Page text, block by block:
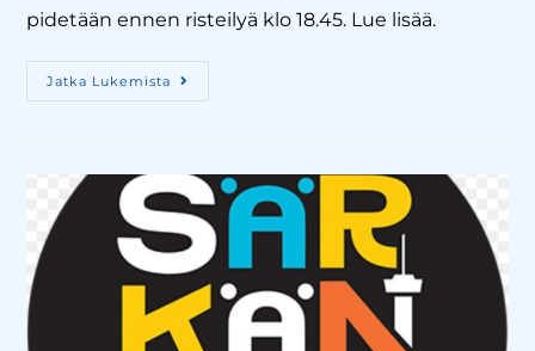
pidetään ennen risteilyä klo 18.45. Lue lisää.
Jatka Lukemista